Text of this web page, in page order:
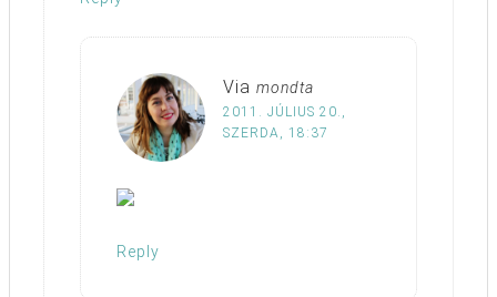
Via mondta
2011. JÚLIUS 20.,
SZERDA, 18:37
Reply